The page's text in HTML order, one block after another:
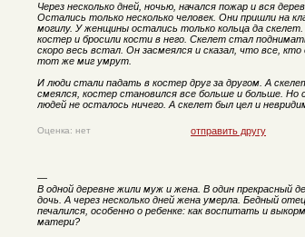
Через несколько дней, ночью, начался пожар и вся
Остались только несколько человек. Они пришли на
могилу. У женщины остались только кольца да скелет.
костер и бросили кости в него. Скелет стал
скоро весь встал. Он засмеялся и сказал, что все,
тот же миг умрут.
И люди стали падать в костер друг за другом. А
смеялся, костер становился все больше и больше. Но
людей не осталось ничего. А скелет был цел и
Оценка: нет отправить другу
—
В одной деревне жили муж и жена. В один прекрасный
дочь. А через несколько дней жена умерла. Бедный
печалился, особенно о ребенке: как воспитать и
матери?